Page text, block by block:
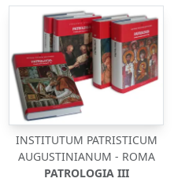
INSTITUTUM PATRISTICUM
AUGUSTINIANUM - ROMA
PATROLOGIA III